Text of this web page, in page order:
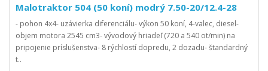
Malotraktor 504 (50 koní) modrý 7.50-20/12.4-28
- pohon 4x4- uzávierka diferenciálu- výkon 50 koní, 4-valec, diesel-
objem motora 2545 cm3- vývodový hriadeľ (720 a 540 ot/min) na
pripojenie príslušenstva- 8 rýchlostí dopredu, 2 dozadu- štandardný
t..